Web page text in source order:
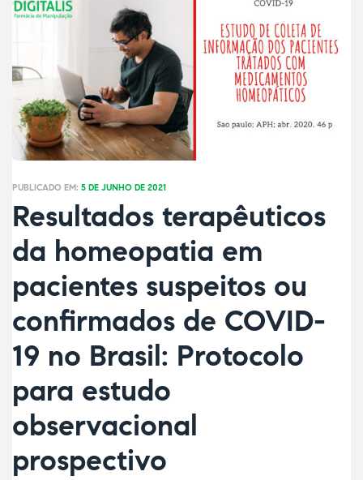
PUBLICADO EM: 5 DE JUNHO DE 2021
Resultados terapêuticos
da homeopatia em
pacientes suspeitos ou
confirmados de COVID-
19 no Brasil: Protocolo
para estudo
observacional
prospectivo
Page